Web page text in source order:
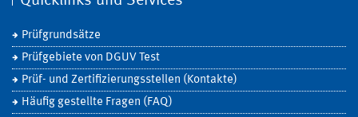
Prüfgrundsätze
Prüfgebiete von DGUV Test
Prüf- und Zertifizierungsstellen (Kontakte)
Häufig gestellte Fragen (FAQ)